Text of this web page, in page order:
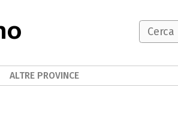
ALTRE PROVINCE